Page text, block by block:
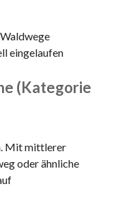
eingelaufen
(Kategorie
Mit mittlerer
oder ähnliche